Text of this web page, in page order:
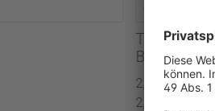
TK
Beine/
gekocht,
2,5 kg/l Inhalt
2,25 kg